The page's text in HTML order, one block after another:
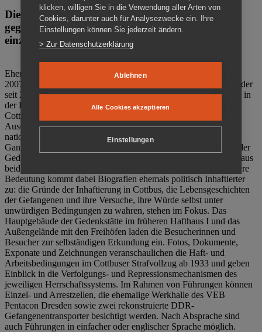
Die Gedenkstätte Zuchthaus Cottbus ist ein Ort
gegen das Vergessen. Anschaulich, nah und
einzigartig.
Ehemalige politische Häftlinge der DDR gründeten im Oktober
2007 den Verein Menschenrechtszentrum Cottbus e. V. (MRZ), der
seit 2011 Eigentümer des ehemaligen Gefängnisses (1860-2002) in
der Bautzener Straße und Träger der Gedenkstätte Zuchthaus
Cottbus ist. Im Zentrum der Arbeit der Gedenkstätte steht die
Auseinandersetzung mit politischem Unrecht während der
nationalsozialistischen Terrorherrschaft und der SED-Diktatur.
Ganzjährig zeigen mehrere Dauer- und Sonderausstellungen in der
Gedenkstätte Zuchthaus Cottbus Beispiele politischen Unrechts aus
beiden deutschen Diktaturen des 20. Jahrhunderts. Eine besondere
Bedeutung kommt dabei Biografien ehemals politisch Inhaftierter
zu: die Gründe der Inhaftierung in Cottbus, die Lebensgeschichten
der Gefangenen und ihre Versuche, ihre Würde selbst unter
unwürdigen Bedingungen zu wahren, stehen im Fokus. Das
Hauptgebäude der Gedenkstätte im früheren Hafthaus I und das
Außengelände mit den Freihöfen laden die Besucherinnen und
Besucher zur selbständigen Erkundung ein. Fotos, Dokumente,
Exponate und Zeichnungen veranschaulichen die Haft- und
Arbeitsbedingungen im Cottbuser Strafvollzug ab 1933 und geben
Einblick in die Verfolgungs- und Repressionsmechanismen des
jeweiligen Herrschaftssystems. Im Rahmen von Führungen können
Einzel- und Arrestzellen, die ehemalige Werkhalle des VEB
Pentacon Dresden sowie zwei rekonstruierte DDR-
Gefangenentransporter besichtigt werden. Nach Absprache sind
auch Führungen in einfacher oder englischer Sprache möglich.
klicken, willigen Sie in die Verwendung aller Arten von
Cookies, darunter auch für Analysezwecke ein. Ihre
Einstellungen können Sie jederzeit ändern.
> Zur Datenschutzerklärung
Ablehnen
Alle Cookies akzeptieren
Einstellungen